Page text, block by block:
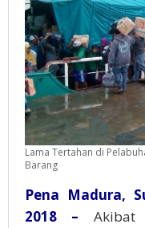
Lama Tertahan di
Barang
Pena Madura,
2018 – Akibat